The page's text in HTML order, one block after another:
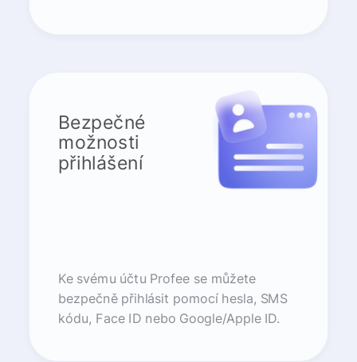
Bezpečné
možnosti
přihlášení
Ke svému účtu Profee se můžete
bezpečně přihlásit pomocí hesla, SMS
kódu, Face ID nebo Google/Apple ID.